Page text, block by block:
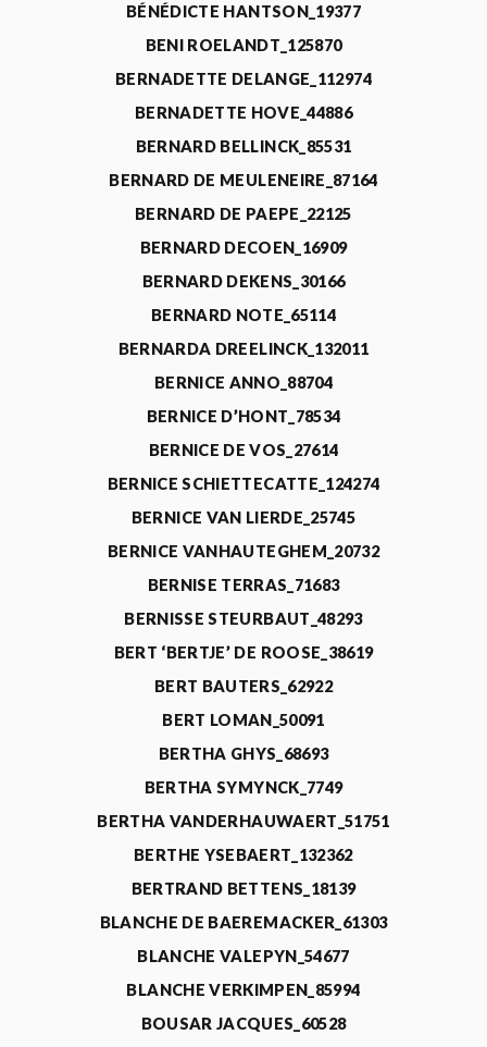
BÉNÉDICTE HANTSON_19377
BENI ROELANDT_125870
BERNADETTE DELANGE_112974
BERNADETTE HOVE_44886
BERNARD BELLINCK_85531
BERNARD DE MEULENEIRE_87164
BERNARD DE PAEPE_22125
BERNARD DECOEN_16909
BERNARD DEKENS_30166
BERNARD NOTE_65114
BERNARDA DREELINCK_132011
BERNICE ANNO_88704
BERNICE D’HONT_78534
BERNICE DE VOS_27614
BERNICE SCHIETTECATTE_124274
BERNICE VAN LIERDE_25745
BERNICE VANHAUTEGHEM_20732
BERNISE TERRAS_71683
BERNISSE STEURBAUT_48293
BERT ‘BERTJE’ DE ROOSE_38619
BERT BAUTERS_62922
BERT LOMAN_50091
BERTHA GHYS_68693
BERTHA SYMYNCK_7749
BERTHA VANDERHAUWAERT_51751
BERTHE YSEBAERT_132362
BERTRAND BETTENS_18139
BLANCHE DE BAEREMACKER_61303
BLANCHE VALEPYN_54677
BLANCHE VERKIMPEN_85994
BOUSAR JACQUES_60528